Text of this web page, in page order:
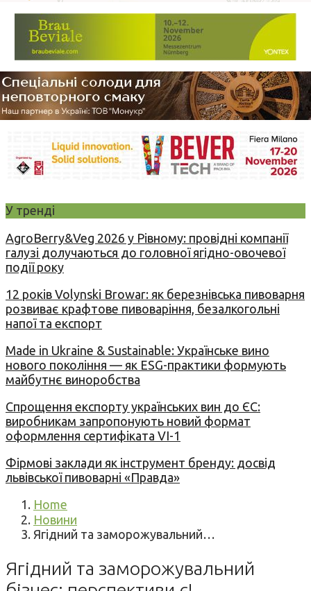
У тренді
AgroBerry&Veg 2026 у Рівному: провідні компанії
галузі долучаються до головної ягідно-овочевої
події року
12 років Volynski Browar: як березнівська пивоварня
розвиває крафтове пивоваріння, безалкогольні
напої та експорт
Made in Ukraine & Sustainable: Українське вино
нового покоління — як ESG-практики формують
майбутнє виноробства
Спрощення експорту українських вин до ЄС:
виробникам запропонують новий формат
оформлення сертифіката VI-1
Фірмові заклади як інструмент бренду: досвід
львівської пивоварні «Правда»
Home
Новини
Ягідний та заморожувальний…
Ягідний та заморожувальний